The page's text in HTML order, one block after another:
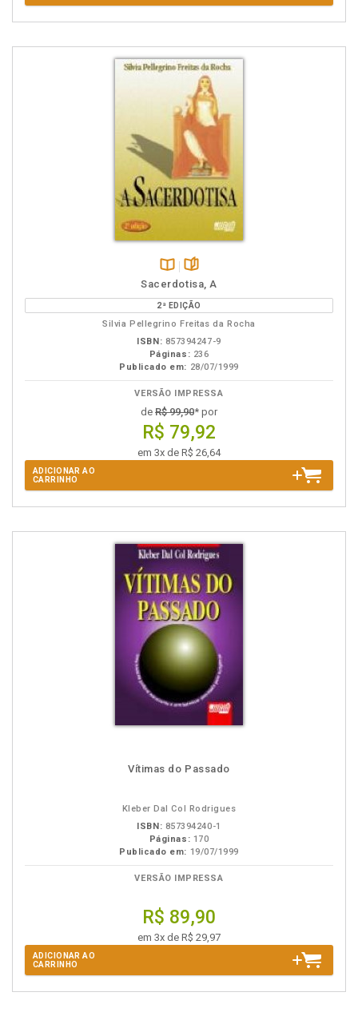
Disponível
na
B.V.
páginas
Sacerdotisa, A
2ª EDIÇÃO
Silvia Pellegrino Freitas da Rocha
ISBN: 857394247-9
Páginas: 236
Publicado em: 28/07/1999
VERSÃO IMPRESSA
de R$ 99,90* por
R$ 79,92
em 3x de R$ 26,64
ADICIONAR AO
CARRINHO
Vítimas do Passado
Kleber Dal Col Rodrigues
ISBN: 857394240-1
Páginas: 170
Publicado em: 19/07/1999
VERSÃO IMPRESSA
R$ 89,90
em 3x de R$ 29,97
ADICIONAR AO
CARRINHO